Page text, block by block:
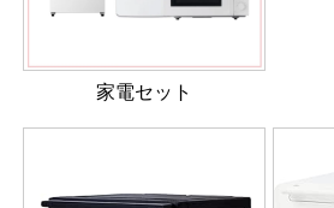
家電セット